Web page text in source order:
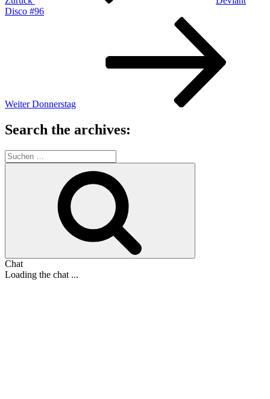
Disco #96
Weiter Donnerstag
Search the archives:
Suche
nach:
Chat
Loading the chat ...